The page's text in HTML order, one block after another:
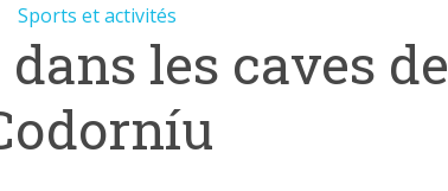
Sports et activités
les caves de